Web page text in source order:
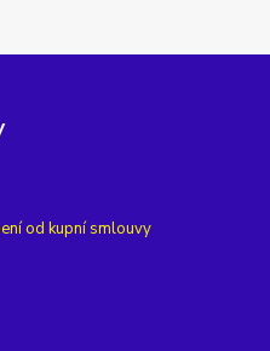
od kupní smlouvy